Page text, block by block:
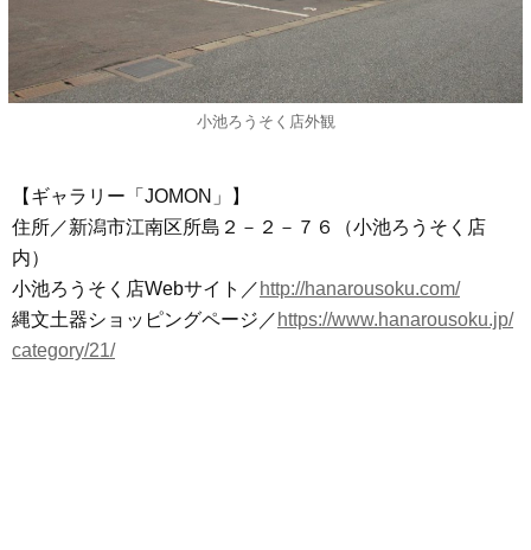
小池ろうそく店外観
【ギャラリー「JOMON」】
住所／新潟市江南区所島２－２－７６（小池ろうそく店
内）
小池ろうそく店Webサイト／ http://hanarousoku.com/
縄文土器ショッピングページ／ https://www.hanarousoku.jp/
category/21/